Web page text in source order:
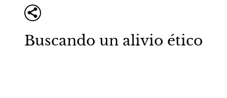
Buscando un alivio ético